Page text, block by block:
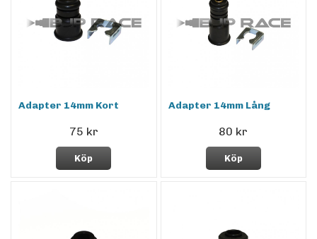
Adapter 14mm Kort
75 kr
Köp
Adapter 14mm Lång
80 kr
Köp